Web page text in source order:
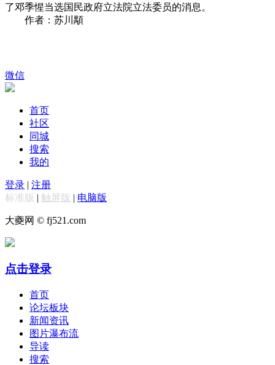
了邓季惺当选国民政府立法院立法委员的消息。
作者：苏川顒
微信
首页
社区
同城
搜索
我的
登录 | 注册
标准版 | 触屏版 | 电脑版
大夔网 © fj521.com
点击登录
首页
论坛板块
新闻资讯
图片瀑布流
导读
搜索